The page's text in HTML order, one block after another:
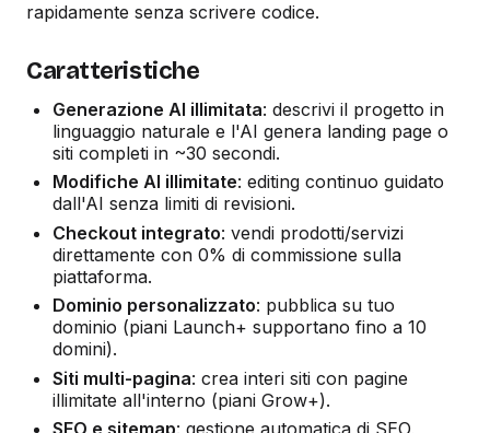
rapidamente senza scrivere codice.
Caratteristiche
Generazione AI illimitata: descrivi il progetto in
linguaggio naturale e l'AI genera landing page o
siti completi in ~30 secondi.
Modifiche AI illimitate: editing continuo guidato
dall'AI senza limiti di revisioni.
Checkout integrato: vendi prodotti/servizi
direttamente con 0% di commissione sulla
piattaforma.
Dominio personalizzato: pubblica su tuo
dominio (piani Launch+ supportano fino a 10
domini).
Siti multi-pagina: crea interi siti con pagine
illimitate all'interno (piani Grow+).
SEO e sitemap: gestione automatica di SEO,